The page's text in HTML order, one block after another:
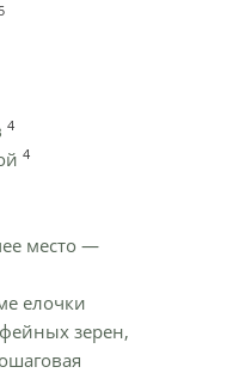
4
4
место —
елочки
зерен,